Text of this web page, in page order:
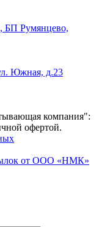
БП Румянцево,
Южная, д.23
компания":
офертой.
от ООО «НМК»